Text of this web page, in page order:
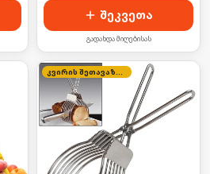
შეკვეთა
გადახდა მიღებისას
კვირის შეთავაზება